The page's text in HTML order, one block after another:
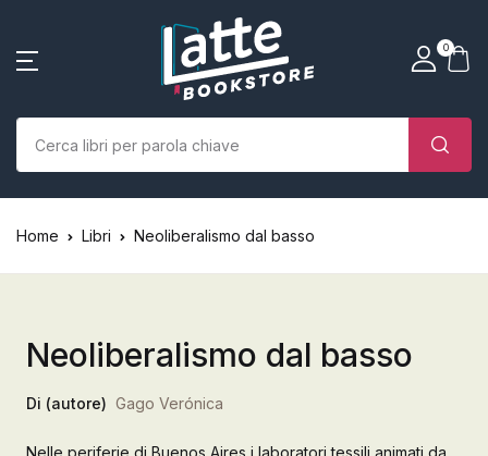
0
SHOP BY CATEGORY
Libri
Case editrici
Bambini
Vicino
Account
Nome utente o email *
Parola d'ordine *
Vicino
La tua borsa della spesa
(0)
Home Libri Neoliberalismo dal basso
Neoliberalismo dal basso
Di (autore) Gago Verónica
Nelle periferie di Buenos Aires i laboratori tessili animati da